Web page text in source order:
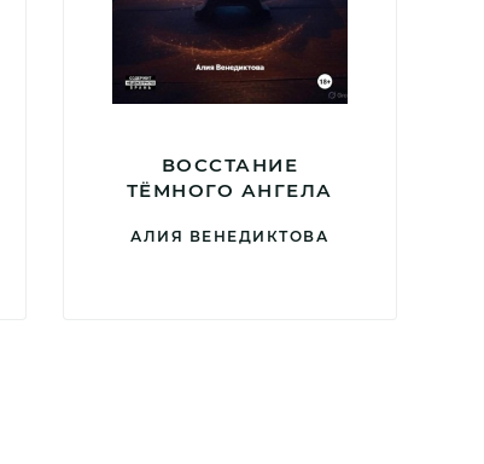
ВОССТАНИЕ
ТЁМНОГО АНГЕЛА
АЛИЯ ВЕНЕДИКТОВА